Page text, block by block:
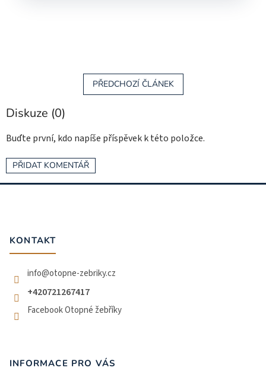
PŘEDCHOZÍ ČLÁNEK
Diskuze (0)
Buďte první, kdo napíše příspěvek k této položce.
PŘIDAT KOMENTÁŘ
Z
KONTAKT
info@otopne-zebriky.cz
+420721267417
Facebook Otopné žebříky
INFORMACE PRO VÁS